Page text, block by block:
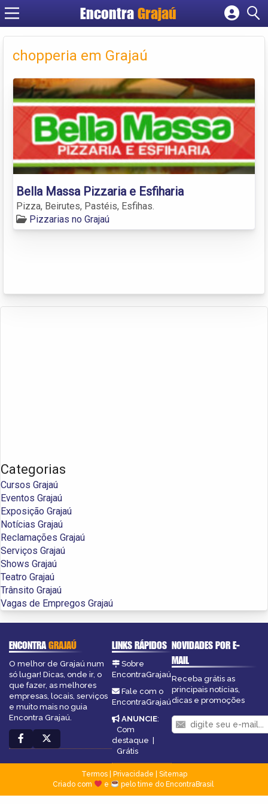
Encontra Grajaú
Cadastrar empresa
Criar conta
chopperia em Grajaú
Bella Massa Pizzaria e Esfiharia
Pizza, Beirutes, Pastéis, Esfihas.
Pizzarias no Grajaú
Categorias
Cursos Grajaú
Eventos Grajaú
Exposição Grajaú
Notícias Grajaú
Reclamações Grajaú
Serviços Grajaú
Shows Grajaú
Teatro Grajaú
Trânsito Grajaú
Vagas de Empregos Grajaú
ENCONTRAGRAJAÚ
O melhor de Grajaú num
só lugar! Dicas, onde ir, o
que fazer, as melhores
empresas, locais, serviços
e muito mais no guia
Encontra Grajaú.
LINKS RÁPIDOS
Sobre
EncontraGrajaú
Fale com o
EncontraGrajaú
ANUNCIE:
Com
destaque |
Grátis
NOVIDADES POR E-
MAIL
Receba grátis as
principais notícias,
dicas e promoções
Termos| Privacidade
Sitemap
Criado com
e pelo time do EncontraBrasil